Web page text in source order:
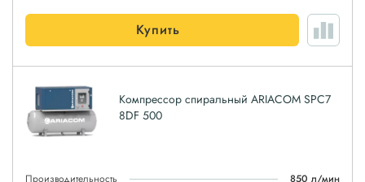
Купить
Компрессор спиральный ARIACOM SPC7
8DF 500
Производительность 850 л/мин